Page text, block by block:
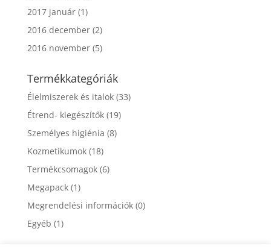
2017 január(1)
2016 december(2)
2016 november(5)
Termékkategóriák
Élelmiszerek és italok (33)
Étrend- kiegészítők (19)
Személyes higiénia (8)
Kozmetikumok (18)
Termékcsomagok (6)
Megapack (1)
Megrendelési információk (0)
Egyéb (1)